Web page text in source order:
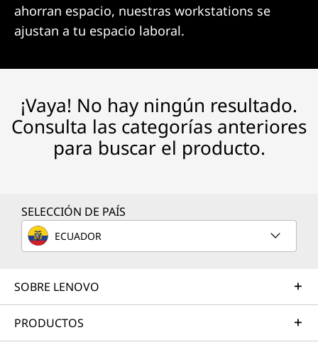
ahorran espacio, nuestras workstations se
ajustan a tu espacio laboral.
¡Vaya! No hay ningún resultado.
Consulta las categorías anteriores
para buscar el producto.
SELECCIÓN DE PAÍS
ECUADOR
SOBRE LENOVO
PRODUCTOS